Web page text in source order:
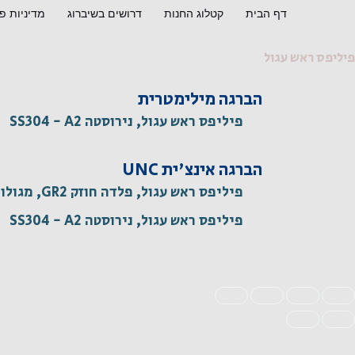
דף הבית קטלוג החנות דרושים בשיברוג מדיניות
פיליפס ראש עגול
הברגה מילימטרית
פיליפס ראש עגול, נירוסטה SS304 - A2
הברגה אינצ'ית UNC
פיליפס ראש עגול, פלדה חוזק GR2, מגולוון
פיליפס ראש עגול, נירוסטה SS304 - A2